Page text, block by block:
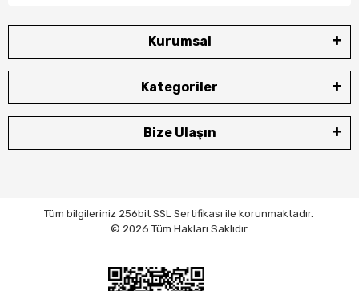
Kurumsal
Kategoriler
Bize Ulaşın
Tüm bilgileriniz 256bit SSL Sertifikası ile korunmaktadır.
© 2026 Tüm Hakları Saklıdır.